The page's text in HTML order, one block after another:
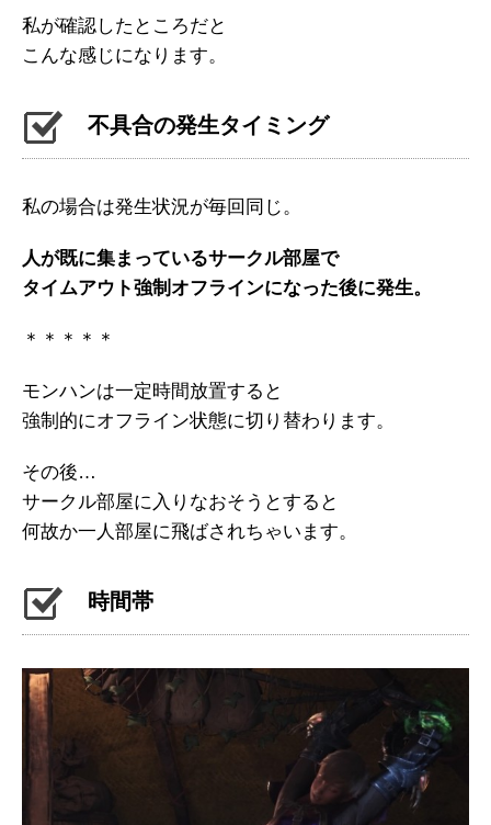
私が確認したところだと
こんな感じになります。
不具合の発生タイミング
私の場合は発生状況が毎回同じ。
人が既に集まっているサークル部屋で
タイムアウト強制オフラインになった後に発生。
＊＊＊＊＊
モンハンは一定時間放置すると
強制的にオフライン状態に切り替わります。
その後…
サークル部屋に入りなおそうとすると
何故か一人部屋に飛ばされちゃいます。
時間帯